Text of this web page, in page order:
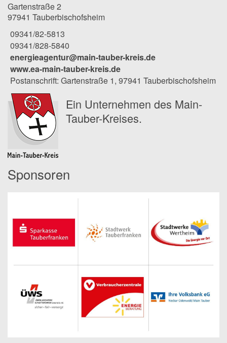
Gartenstraße 2
97941 Tauberbischofsheim
09341/82-5813
09341/828-5840
energieagentur@main-tauber-kreis.de
www.ea-main-tauber-kreis.de
Postanschrift: Gartenstraße 1, 97941 Tauberbischofsheim
Ein Unternehmen des Main-
Tauber-Kreises.
Sponsoren